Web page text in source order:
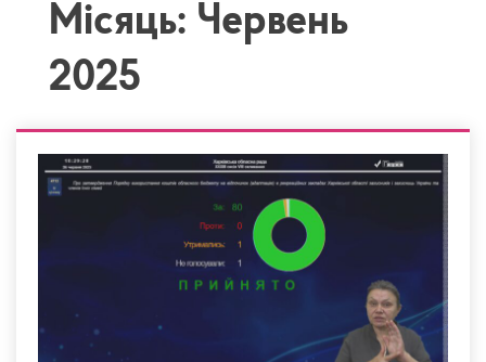
Місяць: Червень
2025